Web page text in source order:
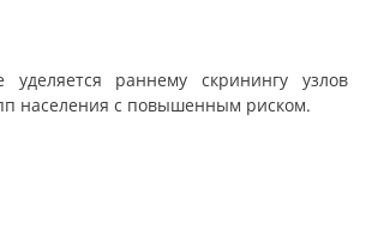
уделяется раннему скринингу узлов
населения с повышенным риском.